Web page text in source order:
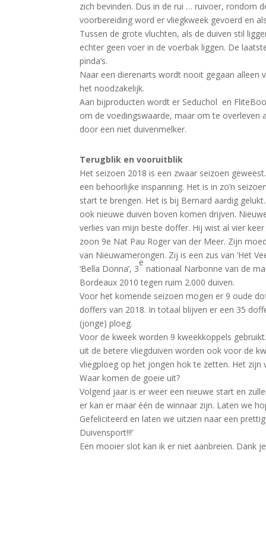
zich bevinden. Dus in de rui … ruivoer, rondom
voorbereiding word er vliegkweek gevoerd en
Tussen de grote vluchten, als de duiven stil
echter geen voer in de voerbak liggen. De
pinda’s.
Naar een dierenarts wordt nooit gegaan
het noodzakelijk.
Aan bijproducten wordt er Seduchol en
om de voedingswaarde, maar om te overleven
door een niet duivenmelker.
Terugblik en vooruitblik
Het seizoen 2018 is een zwaar seizoen
een behoorlijke inspanning. Het is in zo’n
start te brengen. Het is bij Bernard aardig
ook nieuwe duiven boven komen drijven.
verlies van mijn beste doffer. Hij wist al vier
zoon 9e Nat Pau Roger van der Meer. Zijn
van Nieuwamerongen. Zij is een zus van ‘Het
‘Bella Donna’, 3
e
nationaal Narbonne van de
Bordeaux 2010 tegen ruim 2.000 duiven.
Voor het komende seizoen mogen er 9 oude
doffers van 2018. In totaal blijven er een 35
(jonge) ploeg.
Voor de kweek worden 9 kweekkoppels
uit de betere vliegduiven worden ook voor de
vliegploeg op het jongen hok te zetten. Het
Waar komen de goeie uit?
Volgend jaar is er weer een nieuwe start en
er kan er maar één de winnaar zijn. Laten we
Gefeliciteerd en laten we uitzien naar een
Duivensport!!!’
Een mooier slot kan ik er niet aanbreien. Dank